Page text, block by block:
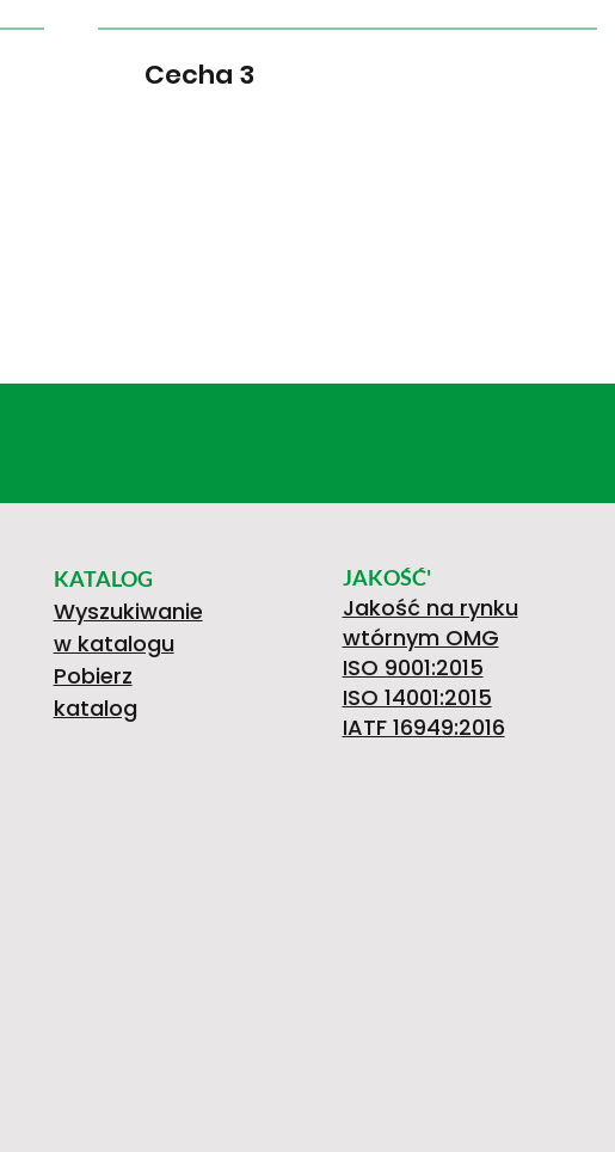
Cecha 3
KATALOG
Wyszukiwanie
w katalogu
Pobierz
katalog
JAKOŚĆ'
Jakość na rynku
wtórnym OMG
ISO 9001:2015
ISO 14001:2015
IATF 16949:2016